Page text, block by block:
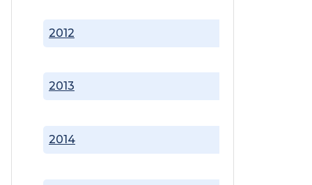
2012
2013
2014